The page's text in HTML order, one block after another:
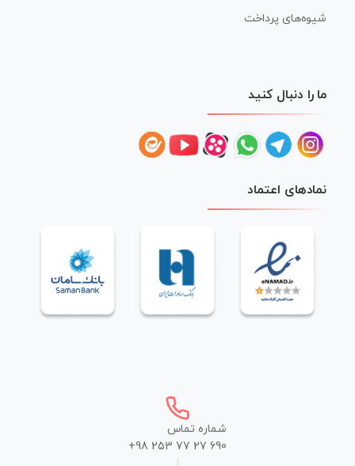
شیوه‌های پرداخت
ما را دنبال کنید
نمادهای اعتماد
شماره تماس
+98 253 77 27 690